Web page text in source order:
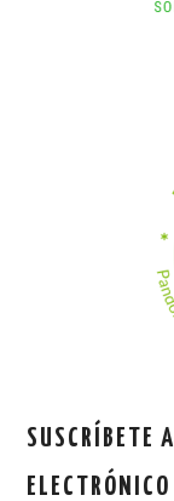
SUSCRÍBETE
ELECTRÓNICO